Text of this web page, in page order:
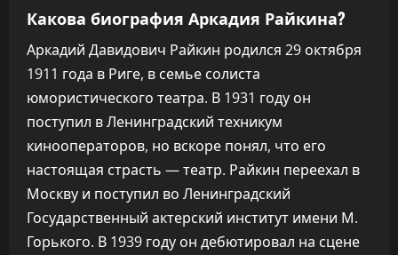
Какова биография Аркадия Райкина?
Аркадий Давидович Райкин родился 29 октября
1911 года в Риге, в семье солиста
юмористического театра. В 1931 году он
поступил в Ленинградский техникум
кинооператоров, но вскоре понял, что его
настоящая страсть — театр. Райкин переехал в
Москву и поступил во Ленинградский
Государственный актерский институт имени М.
Горького. В 1939 году он дебютировал на сцене